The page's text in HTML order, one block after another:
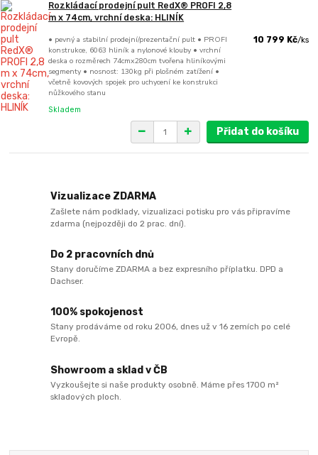
Rozkládací prodejní pult RedX® PROFI 2,8
m x 74cm, vrchní deska: HLINÍK
• pevný a stabilní prodejní/prezentační pult • PROFI
konstrukce, 6063 hliník a nylonové klouby • vrchní
deska o rozměrech 74cmx280cm tvořena hliníkovými
segmenty • nosnost: 130kg při plošném zatížení •
včetně kovových spojek pro uchycení ke konstrukci
nůžkového stanu
10 799 Kč/ks
Skladem
Přidat do košíku
Vizualizace ZDARMA
Zašlete nám podklady, vizualizaci potisku pro vás připravíme
zdarma (nejpozději do 2 prac. dní).
Do 2 pracovních dnů
Stany doručíme ZDARMA a bez expresního příplatku. DPD a
Dachser.
100% spokojenost
Stany prodáváme od roku 2006, dnes už v 16 zemích po celé
Evropě.
Showroom a sklad v ČB
Vyzkoušejte si naše produkty osobně. Máme přes 1700 m²
skladových ploch.